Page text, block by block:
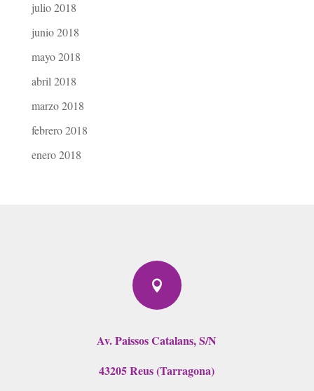
julio 2018
junio 2018
mayo 2018
abril 2018
marzo 2018
febrero 2018
enero 2018

Av. Paissos Catalans, S/N
43205 Reus (Tarragona)